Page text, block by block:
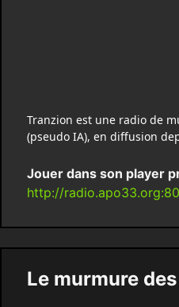
Tranzion est une radio de
(pseudo IA), en diffusion
Jouer dans son player
http://
Le murmure